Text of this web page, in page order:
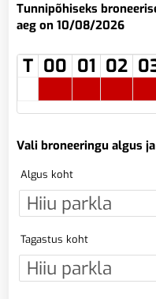
Tunnipõhiseks
aeg on 10/08/2026
T 00 01 02
Vali broneeringu algus
Algus koht
Tagastus koht